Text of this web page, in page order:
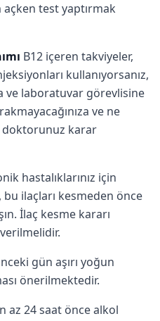
test yaptırmak
B12 içeren takviyeler,
kullanıyorsanız,
laboratuvar görevlisine
ve ne
doktorunuz karar
hastalıklarınız için
bu ilaçları kesmeden önce
İlaç kesme kararı
gün aşırı yoğun
önerilmektedir.
az 24 saat önce alkol